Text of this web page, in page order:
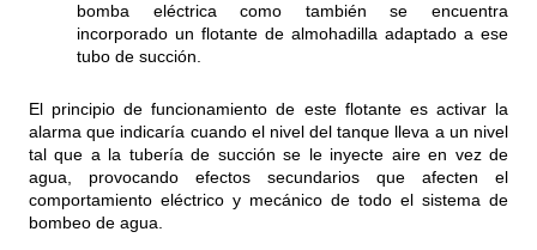
bomba eléctrica como también se encuentra
incorporado un flotante de almohadilla adaptado a ese
tubo de succión.
El principio de funcionamiento de este flotante es activar la
alarma que indicaría cuando el nivel del tanque lleva a un nivel
tal que a la tubería de succión se le inyecte aire en vez de
agua, provocando efectos secundarios que afecten el
comportamiento eléctrico y mecánico de todo el sistema de
bombeo de agua.